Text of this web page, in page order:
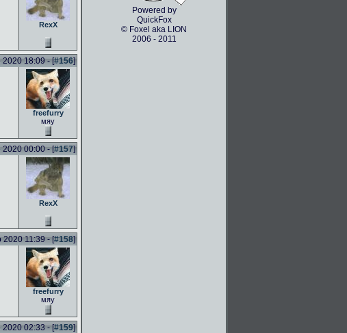
RexX
2020 18:09 - [#156]
freefurry
мяу
2020 00:00 - [#157]
RexX
2020 11:39 - [#158]
freefurry
мяу
2020 02:33 - [#159]
Powered by
QuickFox
© Foxel aka LION
2006 - 2011